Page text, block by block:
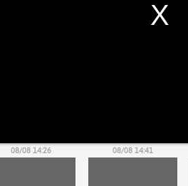
08/08 14:26 08/08 14:41